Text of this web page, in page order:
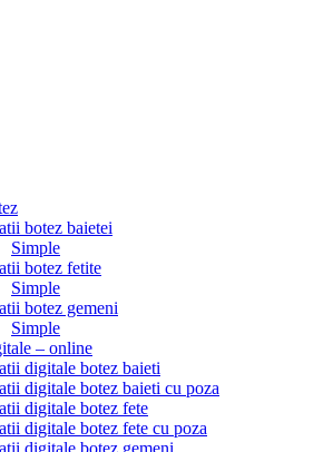
botez baietei
Simple
botez fetite
Simple
botez gemeni
Simple
– online
digitale botez baieti
digitale botez baieti cu poza
digitale botez fete
digitale botez fete cu poza
digitale botez gemeni